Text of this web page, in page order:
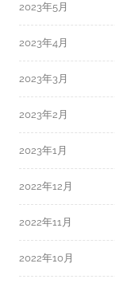
2023年5月
2023年4月
2023年3月
2023年2月
2023年1月
2022年12月
2022年11月
2022年10月